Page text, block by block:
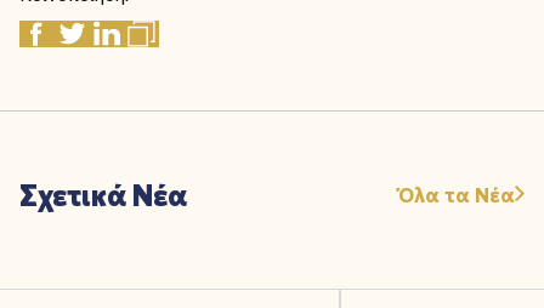
Σχετικά Νέα Όλα τα Νέα